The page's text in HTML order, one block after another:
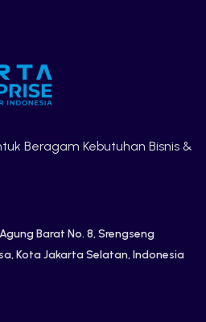
Beragam Kebutuhan Bisnis &
Barat No. 8, Srengseng
Kota Jakarta Selatan, Indonesia